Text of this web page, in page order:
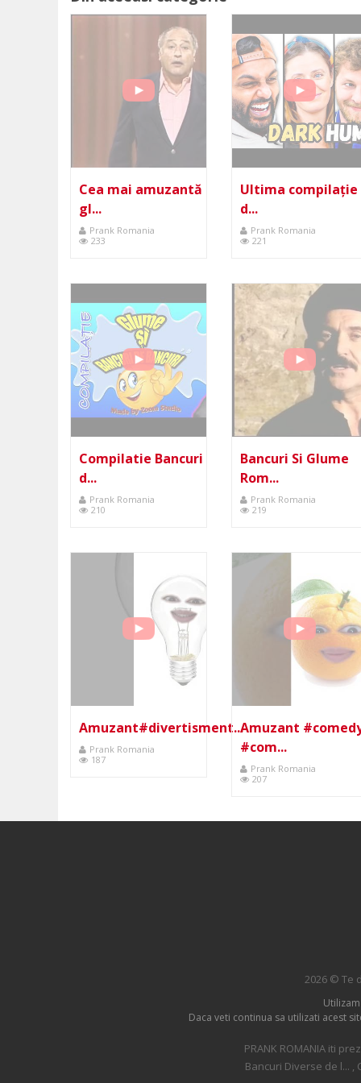
Cea mai amuzantă
gl...
Prank Romania
233
Ultima compilație
d...
Prank Romania
221
Compilatie Bancuri
d...
Prank Romania
210
Bancuri Si Glume
Rom...
Prank Romania
219
Amuzant#divertisment...
Prank Romania
187
Amuzant
#com...
Prank Romania
207
2026 © Te
Daca veti continua sa utilizati acest
PRANK ROMANIA iti
Bancuri Diverse de l...